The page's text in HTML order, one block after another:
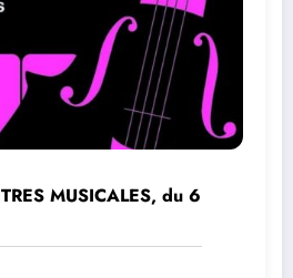
MUSICALES, du 6